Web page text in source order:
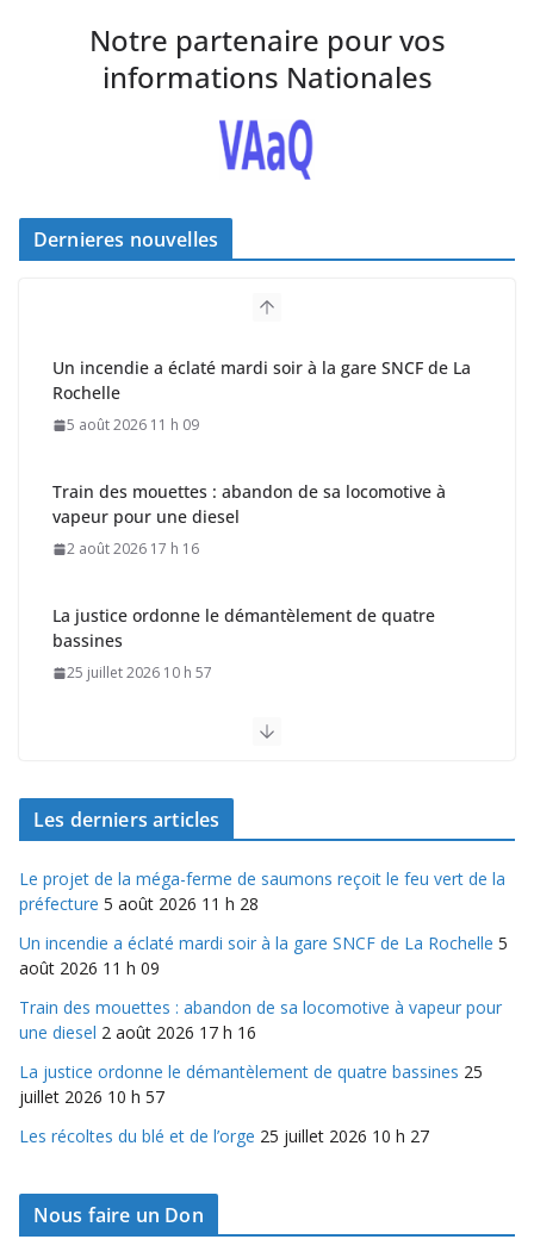
Notre partenaire pour vos
informations Nationales
Dernieres nouvelles
Rochelle
5 août 2026 11 h 09
vapeur pour une diesel
2 août 2026 17 h 16
bassines
25 juillet 2026 10 h 57
Les derniers articles
Le projet de la méga-ferme de saumons reçoit le feu vert de la
préfecture 5 août 2026 11 h 28
Un incendie a éclaté mardi soir à la gare SNCF de La Rochelle 5
août 2026 11 h 09
Train des mouettes : abandon de sa locomotive à vapeur pour
une diesel 2 août 2026 17 h 16
La justice ordonne le démantèlement de quatre bassines 25
juillet 2026 10 h 57
Les récoltes du blé et de l’orge 25 juillet 2026 10 h 27
Nous faire un Don